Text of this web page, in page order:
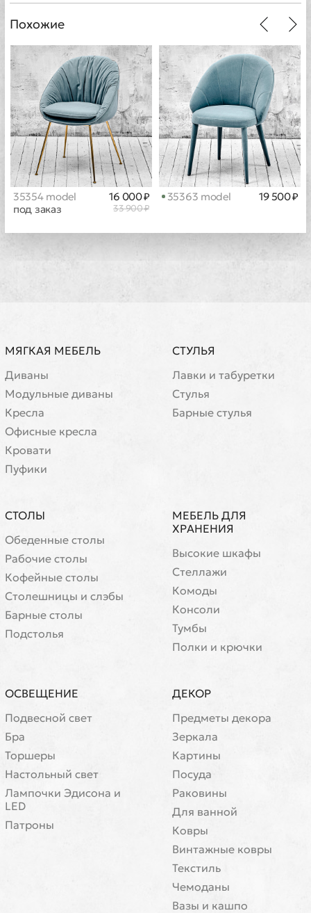
Похожие
35354 model
под заказ
33 900 ₽
16 000 ₽ 35363 model 19 500 ₽
МЯГКАЯ МЕБЕЛЬ
Диваны
Модульные диваны
Кресла
Офисные кресла
Кровати
Пуфики
СТУЛЬЯ
Лавки и табуретки
Стулья
Барные стулья
СТОЛЫ
Обеденные столы
Рабочие столы
Кофейные столы
Cтолешницы и слэбы
Барные столы
Подстолья
МЕБЕЛЬ ДЛЯ
ХРАНЕНИЯ
Высокие шкафы
Стеллажи
Комоды
Консоли
Тумбы
Полки и крючки
ОСВЕЩЕНИЕ
Подвесной свет
Бра
Торшеры
Настольный свет
Лампочки Эдисона и
LED
Патроны
ДЕКОР
Предметы декора
Зеркала
Картины
Посуда
Раковины
Для ванной
Ковры
Винтажные ковры
Текстиль
Чемоданы
Вазы и кашпо